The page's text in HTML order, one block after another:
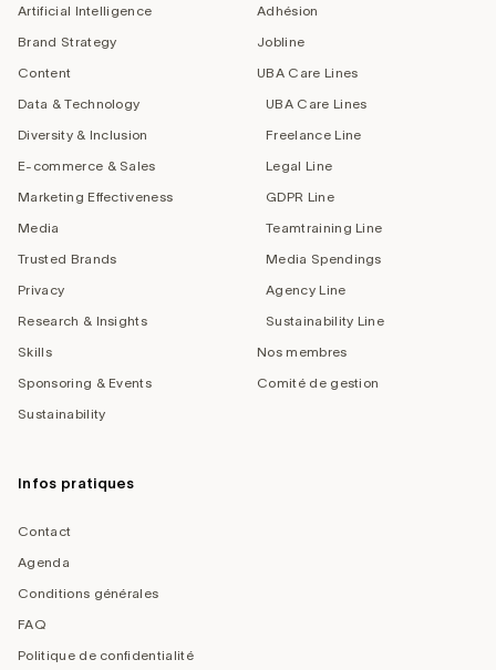
Artificial Intelligence
Brand Strategy
Content
Data & Technology
Diversity & Inclusion
E-commerce & Sales
Marketing Effectiveness
Media
Trusted Brands
Privacy
Research & Insights
Skills
Sponsoring & Events
Sustainability
Adhésion
Jobline
UBA Care Lines
UBA Care Lines
Freelance Line
Legal Line
GDPR Line
Teamtraining Line
Media Spendings
Agency Line
Sustainability Line
Nos membres
Comité de gestion
Infos pratiques
Contact
Agenda
Conditions générales
FAQ
Politique de confidentialité